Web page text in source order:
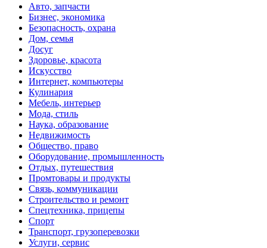
Авто, запчасти
Бизнес, экономика
Безопасность, охрана
Дом, семья
Досуг
Здоровье, красота
Искусство
Интернет, компьютеры
Кулинария
Мебель, интерьер
Мода, стиль
Наука, образование
Недвижимость
Общество, право
Оборудование, промышленность
Отдых, путешествия
Промтовары и продукты
Связь, коммуникации
Строительство и ремонт
Спецтехника, прицепы
Спорт
Транспорт, грузоперевозки
Услуги, сервис